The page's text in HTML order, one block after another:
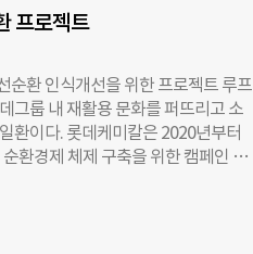
와 함께 심사를 진행해 플라스틱
6개사를 선정했다. 선정 기업에는
, 온라인 강의, 판로 구축 등 다양한
솔루션 기반 폐플라스틱 재활용 선
‘파운드오브제’ ▲미생물 기반 플
용 기업 ‘포어시스’ ▲고분자 표적
열분해 활용 폐플라스틱 자원순환
프로젝트
순환 인식개선을 위한 프로젝트 루프
그룹 내 재활용 문화를 퍼뜨리고 소
환이다. 롯데케미칼은 2020년부터
환경제 체제 구축을 위한 캠페인 ‘프